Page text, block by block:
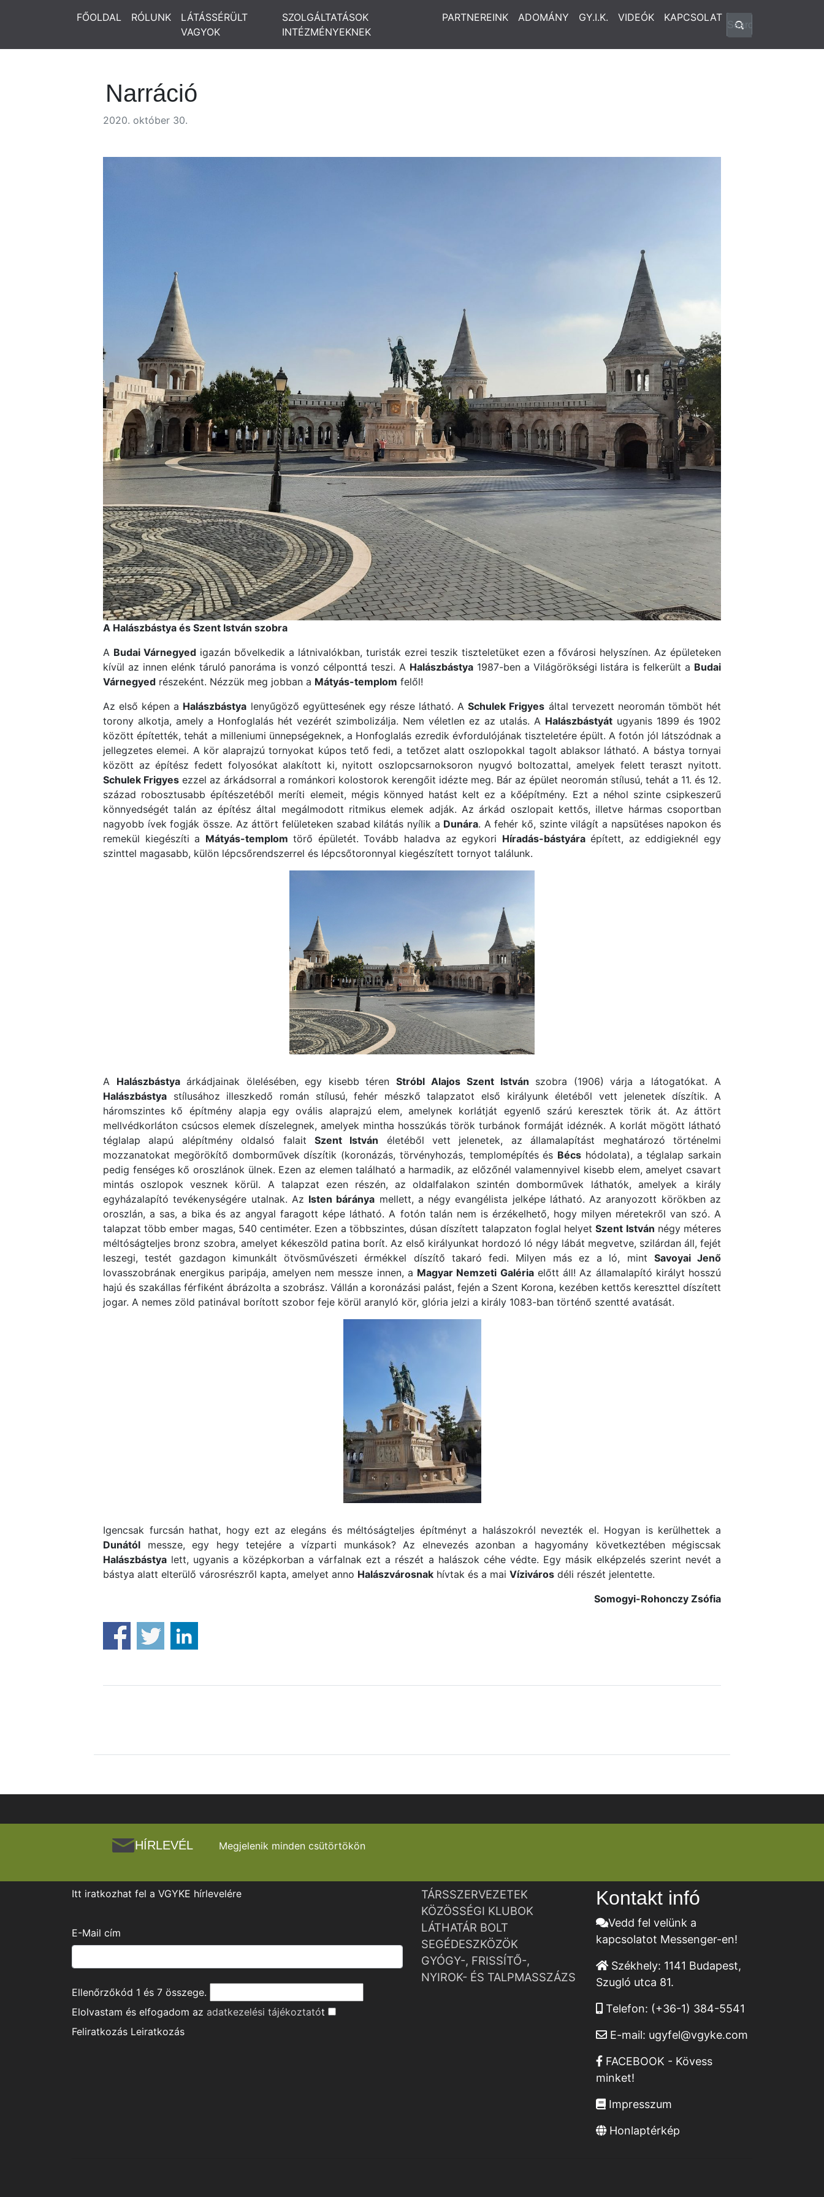
FŐOLDAL RÓLUNK
LÁTÁSSÉRÜLT
VAGYOK
SZOLGÁLTATÁSOK
INTÉZMÉNYEKNEK
PARTNEREINK ADOMÁNY GY.I.K. VIDEÓK KAPCSOLAT
Narráció
2020. október 30.
A Halászbástya és Szent István szobra
A Budai Várnegyedigazán bővelkedik a látnivalókban, turisták ezrei teszik tiszteletüket ezen a fővárosi helyszínen. Az épületeken
kívül az innen elénk táruló panoráma is vonzó célponttá teszi. A Halászbástya1987-ben a Világörökségi listára is felkerült a Budai
Várnegyed részeként. Nézzük meg jobban a Mátyás-templom felől!
Az első képen a Halászbástya lenyűgöző együttesének egy része látható. ASchulek Frigyes által tervezett neoromán tömböt hét
torony alkotja, amely a Honfoglalás hét vezérét szimbolizálja. Nem véletlen ez az utalás. A Halászbástyát ugyanis 1899 és 1902
között építették, tehát a milleniumi ünnepségeknek, a Honfoglalás ezredik évfordulójának tiszteletére épült. A fotón jól látszódnak a
jellegzetes elemei. A kör alaprajzú tornyokat kúpos tető fedi, a tetőzet alatt oszlopokkal tagolt ablaksor látható. A bástya tornyai
között az építész fedett folyosókat alakított ki, nyitott oszlopcsarnoksoron nyugvó boltozattal, amelyek felett teraszt nyitott.
Schulek Frigyes ezzel az árkádsorral a románkori kolostorok kerengőit idézte meg. Bár az épület neoromán stílusú, tehát a 11. és 12.
század robosztusabb építészetéből meríti elemeit, mégis könnyed hatást kelt ez a kőépítmény. Ezt a néhol szinte csipkeszerű
könnyedségét talán az építész által megálmodott ritmikus elemek adják. Az árkád oszlopait kettős, illetve hármas csoportban
nagyobb ívek fogják össze. Az áttört felületeken szabad kilátás nyílik a Dunára. A fehér kő, szinte világít a napsütéses napokon és
remekül kiegészíti a Mátyás-templom törő épületét. Tovább haladva az egykori Híradás-bástyáraépített, az eddigieknél egy
szinttel magasabb, külön lépcsőrendszerrel és lépcsőtoronnyal kiegészített tornyot találunk.
A Halászbástyaárkádjainak ölelésében, egy kisebb téren Stróbl Alajos Szent István szobra (1906) várja a látogatókat. A
Halászbástya stílusához illeszkedő román stílusú, fehér mészkő talapzatot első királyunk életéből vett jelenetek díszítik. A
háromszintes kő építmény alapja egy ovális alaprajzú elem, amelynek korlátját egyenlő szárú keresztek törik át. Az áttört
mellvédkorláton csúcsos elemek díszelegnek, amelyek mintha hosszúkás török turbánok formáját idéznék. A korlát mögött látható
téglalap alapú alépítmény oldalsó falait Szent István életéből vett jelenetek, az államalapítást meghatározó történelmi
mozzanatokat megörökítő domborművek díszítik (koronázás, törvényhozás, templomépítés és Bécs hódolata), a téglalap sarkain
pedig fenséges kő oroszlánok ülnek. Ezen az elemen található a harmadik, az előzőnél valamennyivel kisebb elem, amelyet csavart
mintás oszlopok vesznek körül. A talapzat ezen részén, az oldalfalakon szintén domborművek láthatók, amelyek a király
egyházalapító tevékenységére utalnak. Az Isten báránya mellett, a négy evangélista jelképe látható. Az aranyozott körökben az
oroszlán, a sas, a bika és az angyal faragott képe látható. A fotón talán nem is érzékelhető, hogy milyen méretekről van szó. A
talapzat több ember magas, 540 centiméter. Ezen a többszintes, dúsan díszített talapzaton foglal helyetSzent István négy méteres
méltóságteljes bronz szobra, amelyet kékeszöld patina borít. Az első királyunkat hordozó ló négy lábát megvetve, szilárdan áll, fejét
leszegi, testét gazdagon kimunkált ötvösművészeti érmékkel díszítő takaró fedi. Milyen más ez a ló, mint Savoyai Jenő
lovasszobrának energikus paripája, amelyen nem messze innen, a Magyar Nemzeti Galériaelőtt áll! Az államalapító királyt hosszú
hajú és szakállas férfiként ábrázolta a szobrász. Vállán a koronázási palást, fején a Szent Korona, kezében kettős kereszttel díszített
jogar. A nemes zöld patinával borított szobor feje körül aranyló kör, glória jelzi a király 1083-ban történő szentté avatását.
Igencsak furcsán hathat, hogy ezt az elegáns és méltóságteljes építményt a halászokról nevezték el. Hogyan is kerülhettek a
Dunától messze, egy hegy tetejére a vízparti munkások? Az elnevezés azonban a hagyomány következtében mégiscsak
Halászbástya lett, ugyanis a középkorban a várfalnak ezt a részét a halászok céhe védte. Egy másik elképzelés szerint nevét a
bástya alatt elterülő városrészről kapta, amelyet anno Halászvárosnak hívtak és a mai Víziváros déli részét jelentette.
Somogyi-Rohonczy Zsófia
HÍRLEVÉL Megjelenik minden csütörtökön
Itt iratkozhat fel a VGYKE hírlevelére
E-Mail cím
Ellenőrzőkód 1 és 7 összege.
Elolvastam és elfogadom az adatkezelési tájékoztatót
Feliratkozás Leiratkozás
TÁRSSZERVEZETEK
KÖZÖSSÉGI KLUBOK
LÁTHATÁR BOLT
SEGÉDESZKÖZÖK
GYÓGY-, FRISSÍTŐ-,
NYIROK- ÉS TALPMASSZÁZS
Kontakt infó
Vedd fel velünk a
kapcsolatot Messenger-en!
Székhely: 1141 Budapest,
Szugló utca 81.
Telefon: (+36-1) 384-5541
E-mail: ugyfel@vgyke.com
FACEBOOK - Kövess
minket!
Impresszum
Honlaptérkép